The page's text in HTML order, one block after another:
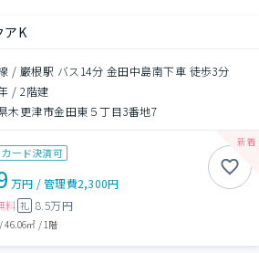
アK
/ 巌根駅 バス14分 金田中島南下車 徒歩3分
/2階建
木更津市金田東５丁目3番地7
ード決済可
万円 /管理費2,300円
料 礼 8.5万円
46.06㎡ /1階